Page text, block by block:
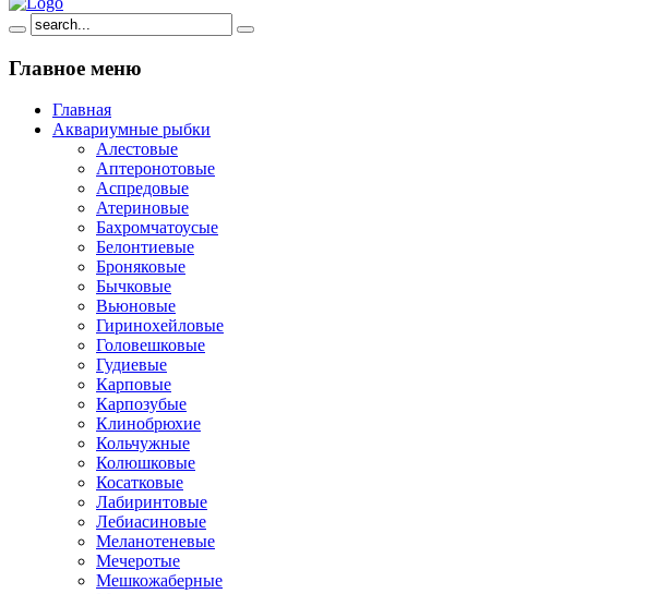
Главное меню
Главная
Аквариумные рыбки
Алестовые
Аптеронотовые
Аспредовые
Атериновые
Бахромчатоусые
Белонтиевые
Броняковые
Бычковые
Вьюновые
Гиринохейловые
Головешковые
Гудиевые
Карповые
Карпозубые
Клинобрюхие
Кольчужные
Колюшковые
Косатковые
Лабиринтовые
Лебиасиновые
Меланотеневые
Мечеротые
Мешкожаберные